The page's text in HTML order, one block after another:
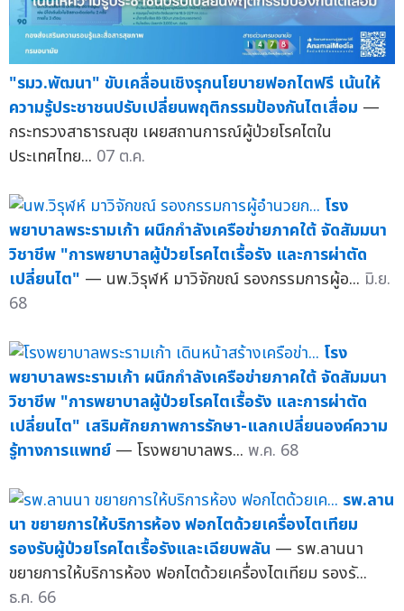
"รมว.พัฒนา" ขับเคลื่อนเชิงรุกนโยบายฟอกไตฟรี เน้นให้
ความรู้ประชาชนปรับเปลี่ยนพฤติกรรมป้องกันไตเสื่อม —
กระทรวงสาธารณสุข เผยสถานการณ์ผู้ป่วยโรคไตใน
ประเทศไทย... 07 ต.ค.
โรง
พยาบาลพระรามเก้า ผนึกกำลังเครือข่ายภาคใต้ จัดสัมมนา
วิชาชีพ "การพยาบาลผู้ป่วยโรคไตเรื้อรัง และการผ่าตัด
เปลี่ยนไต" — นพ.วิรุฬห์ มาวิจักขณ์ รองกรรมการผู้อ... มิ.ย.
68
โรง
พยาบาลพระรามเก้า ผนึกกำลังเครือข่ายภาคใต้ จัดสัมมนา
วิชาชีพ "การพยาบาลผู้ป่วยโรคไตเรื้อรัง และการผ่าตัด
เปลี่ยนไต" เสริมศักยภาพการรักษา-แลกเปลี่ยนองค์ความ
รู้ทางการแพทย์ — โรงพยาบาลพร... พ.ค. 68
รพ.ลาน
นา ขยายการให้บริการห้อง ฟอกไตด้วยเครื่องไตเทียม
รองรับผู้ป่วยโรคไตเรื้อรังและเฉียบพลัน — รพ.ลานนา
ขยายการให้บริการห้อง ฟอกไตด้วยเครื่องไตเทียม รองรั...
ธ.ค. 66